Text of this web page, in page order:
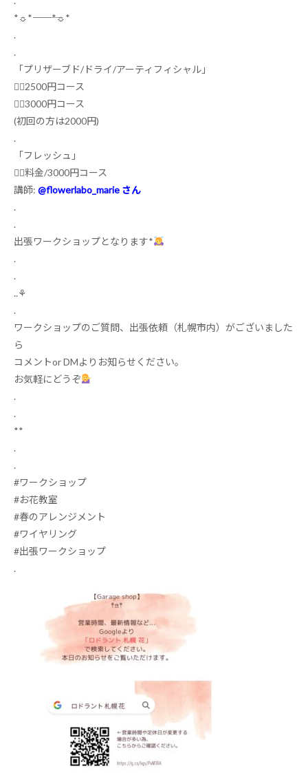
*☼*―――――*☼*
.
.
「プリザーブド/ ドライ/アーティフィシャル」
❁⃘2500円コース
❁⃘3000円コース
(初回の方は2000円)
.
「フレッシュ」
❁⃘料金/3000円コース
講師: @flowerlabo_marie さん
.
.
出張ワークショップとなります*
.
.
..⚘
.
ワークショップのご質問、出張依頼（札幌市内）がございました
ら
コメントor DMよりお知らせください。
お気軽にどうぞ
.
.
**
.
.
#ワークショップ
#お花教室
#春のアレンジメント
#ワイヤリング
#出張ワークショップ
.